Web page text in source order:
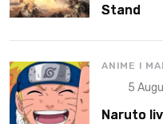
Stand
ANIME I
5
Naruto